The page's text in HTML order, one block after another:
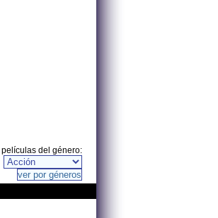
películas del género: